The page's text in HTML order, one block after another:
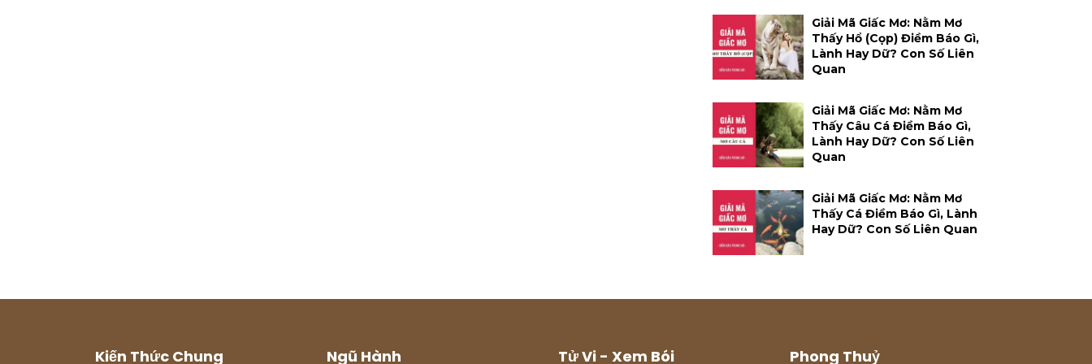
Giải Mã Giấc Mơ: Nằm Mơ
Thấy Hổ (cọp) Điềm Báo Gì,
Lành Hay Dữ? Con Số Liên
Quan
Giải Mã Giấc Mơ: Nằm Mơ
Thấy Câu Cá Điềm Báo Gì,
Lành Hay Dữ? Con Số Liên
Quan
Giải Mã Giấc Mơ: Nằm Mơ
Thấy Cá Điềm Báo Gì, Lành
Hay Dữ? Con Số Liên Quan
Kiến Thức Chung Ngũ Hành Tử Vi - Xem Bói Phong Thuỷ